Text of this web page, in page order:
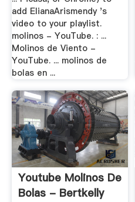
add ElianaArismendy 's
video to your playlist.
molinos - YouTube. : ...
Molinos de Viento -
YouTube. ... molinos de
bolas en ...
Youtube Molinos De
Bolas - Bertkelly